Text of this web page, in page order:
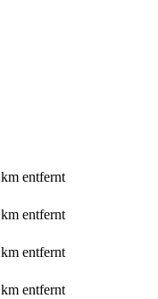
km entfernt
km entfernt
km entfernt
km entfernt